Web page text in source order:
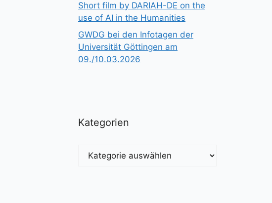
Short film by DARIAH-DE on the
use of AI in the Humanities
GWDG bei den Infotagen der
Universität Göttingen am
09./10.03.2026
Kategorien
Kategorien